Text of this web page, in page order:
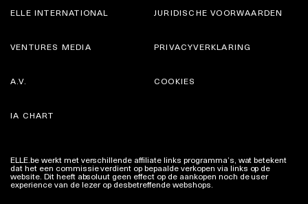
ELLE INTERNATIONAL
VENTURES MEDIA
JURIDISCHE VOORWAARDEN
PRIVACYVERKLARING
A.V.
IA CHART
COOKIES
ELLE.be werkt met verschillende affiliate links programma’s, wat betekent
dat het een commissie verdient op bepaalde verkopen via links op de
website. Dit heeft absoluut geen effect op de aankopen noch de user
experience van de lezer op desbetreffende webshops.